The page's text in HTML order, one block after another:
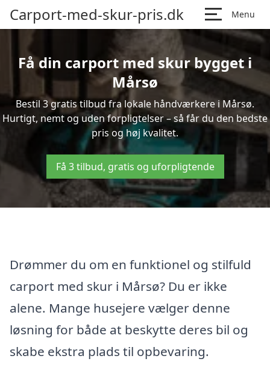
Carport-med-skur-pris.dk Menu
Få din carport med skur bygget i
Mårsø
Bestil 3 gratis tilbud fra lokale håndværkere i Mårsø.
Hurtigt, nemt og uden forpligtelser – så får du den bedste
pris og høj kvalitet.
Få 3 tilbud, gratis og uforpligtende
Drømmer du om en funktionel og stilfuld
carport med skur i Mårsø? Du er ikke
alene. Mange husejere vælger denne
løsning for både at beskytte deres bil og
skabe ekstra plads til opbevaring.